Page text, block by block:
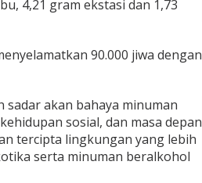
4,21 gram ekstasi dan 1,73
90.000 jiwa dengan
akan bahaya minuman
sosial, dan masa depan
tercipta lingkungan yang lebih
serta minuman beralkohol